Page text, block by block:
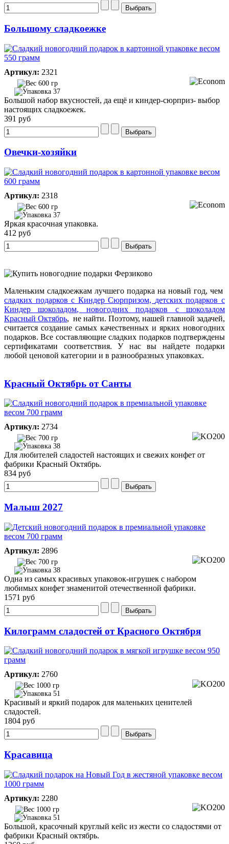
Большому сладкоежке
Артикул: 2321
600 гр
37
Большой набор вкусностей, да ещё и киндер-сюрприз- выбор
настоящих сладкоежек.
391 руб
Овечки-хозяйки
Артикул: 2318
600 гр
37
Яркая красочная упаковка.
412 руб
Маленьким сладкоежкам лучшего подарка на новый год, чем
сладких подарков с Киндер Сюрпризом, детских подарков с
Киндер шоколадом, новогодних подарков с шоколадом
Красный Октябрь, не найти. Поэтому, нашей главной задачей,
считается создание самых качественных и ярких новогодних
подарков. Все составляющие сладких подарков подтверждены
сертификатами соответствия. У нас вы найдете подарки
любой ценовой категории и в разнообразных упаковках.
Красный Октябрь от Санты
Артикул: 2734
700 гр
38
Для любителей сладостей настоящих и свежих конфет от
фабрики Красный Октябрь.
834 руб
Малыш 2027
Артикул: 2896
700 гр
38
Одна из самых красивых упаковок-игрушек с набором
любимых конфет знаменитой отечественной фабрики.
1571 руб
Килограмм сладостей от Красного Октября
Артикул: 2760
1000 гр
51
Красивый и яркий подарок для маленьких ценителей
сладостей.
1804 руб
Красавица
Артикул: 2280
1000 гр
51
Большой, красочный круглый кейс из жести со сладостями от
фабрики Красный октябрь.